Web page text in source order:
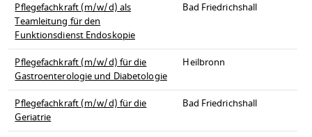
Pflegefachkraft (m/w/d) als
Teamleitung für den
Funktionsdienst Endoskopie
Bad Friedrichshall
Pflegefachkraft (m/w/d) für die
Gastroenterologie und Diabetologie
Heilbronn
Pflegefachkraft (m/w/d) für die
Geriatrie
Bad Friedrichshall